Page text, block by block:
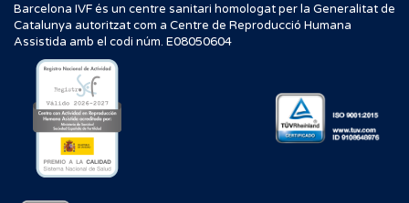
Barcelona IVF és un centre sanitari homologat per la Generalitat de
Catalunya autoritzat com a Centre de Reproducció Humana
Assistida amb el codi núm. E08050604